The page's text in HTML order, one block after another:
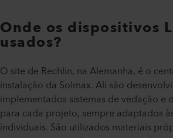
Onde os dispositivos
usados?​
O site de Rechlin, na Alemanha, é o
instalação da Solmax. Ali são
implementados sistemas de vedação e
para cada projeto, sempre adaptados
individuais. São utilizados materiais